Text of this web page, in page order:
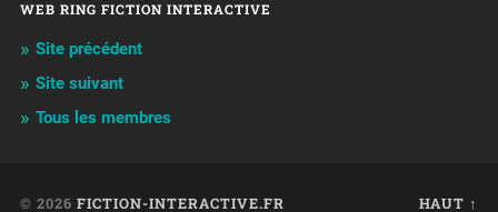
WEB RING FICTION INTERACTIVE
Site précédent
Site suivant
Tous les membres
© 2026 FICTION-INTERACTIVE.FR HAUT ↑